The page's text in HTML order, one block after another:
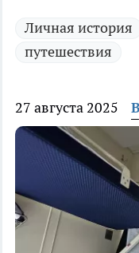
Личная история
путешествия
27 августа 2025